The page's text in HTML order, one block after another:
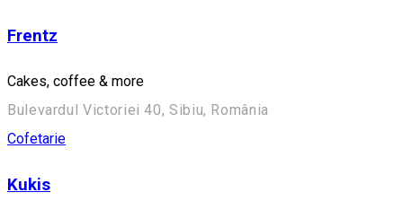
Frentz
Cakes, coffee & more
Bulevardul Victoriei 40, Sibiu, România
Cofetarie
Kukis